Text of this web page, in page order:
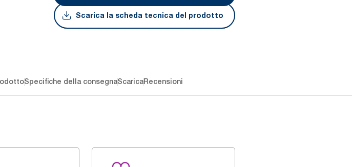
Scarica la scheda tecnica del prodotto
Specifiche della consegnaScaricaRecensioni